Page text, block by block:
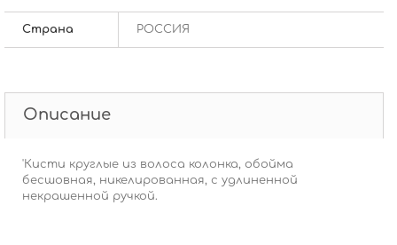
Страна РОССИЯ
Описание
'Кисти круглые из волоса колонка, обойма
бесшовная, никелированная, с удлиненной
некрашенной ручкой.